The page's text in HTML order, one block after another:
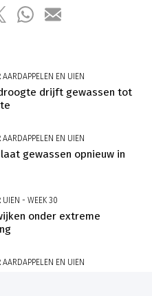
AARDAPPELEN EN UIEN
drijft gewassen tot
AARDAPPELEN EN UIEN
gewassen opnieuw in
UIEN - WEEK 30
onder extreme
AARDAPPELEN EN UIEN